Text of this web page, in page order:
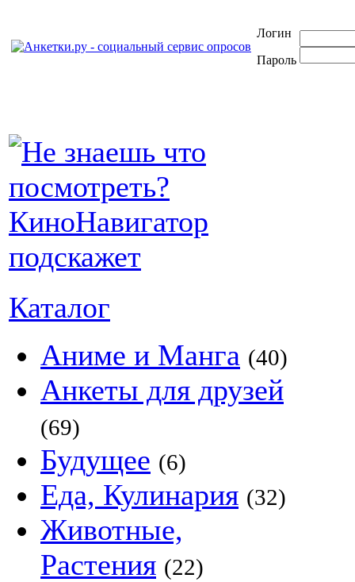
Логин
Пароль
Каталог
Аниме и Манга (40)
Анкеты для друзей
(69)
Будущее (6)
Еда, Кулинария (32)
Животные,
Растения (22)